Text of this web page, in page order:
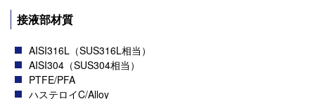
接液部材質
AISI316L（SUS316L相当）
AISI304（SUS304相当）
PTFE/PFA
ハステロイC/Alloy